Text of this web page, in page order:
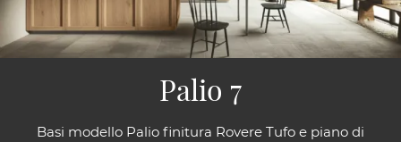
Basi modello Palio finitura Rovere Tufo e piano di
Palio 7